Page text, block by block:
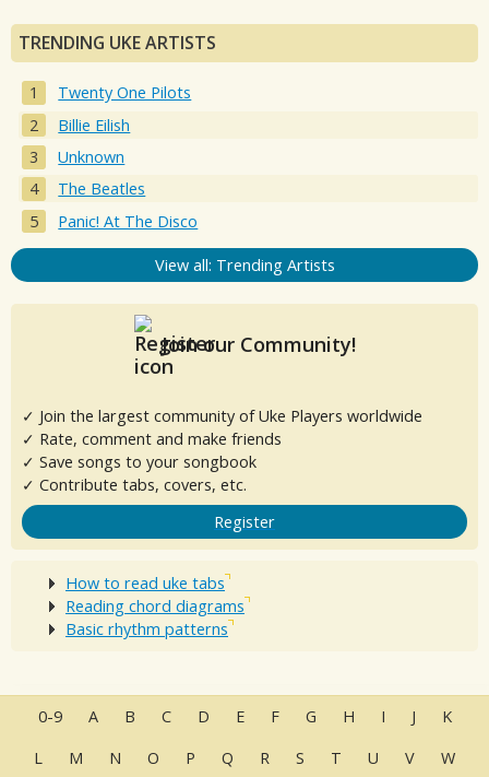
TRENDING UKE ARTISTS
Twenty One Pilots
Billie Eilish
Unknown
The Beatles
Panic! At The Disco
View all: Trending Artists
Join our Community!
✓ Join the largest community of Uke Players worldwide
✓ Rate, comment and make friends
✓ Save songs to your songbook
✓ Contribute tabs, covers, etc.
Register
How to read uke tabs
Reading chord diagrams
Basic rhythm patterns
0-9 A B C D E F G H I J
K
L
M N O P Q R S T U V W